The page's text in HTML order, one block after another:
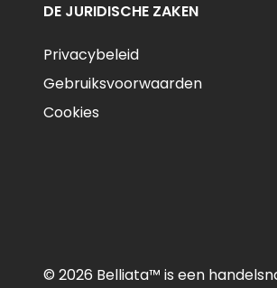
DE JURIDISCHE ZAKEN
Privacybeleid
Gebruiksvoorwaarden
Cookies
© 2026 Belliata™ is een